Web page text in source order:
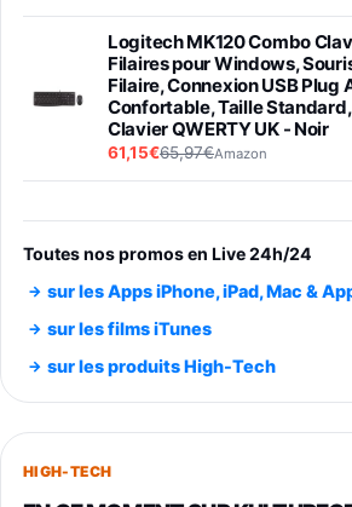
Logitech MK120 Combo
Filaires pour Windows,
Filaire, Connexion USB Plug
Confortable, Taille
Clavier QWERTY UK - Noir
61,15€65,97€Amazon
entraénement direct 3
trs/min) avec pre-ampli
Smartphone SAMSUNG
891,99€1199€Fnac (Vendeur Tiers)
Smartphone SAMSUNG
749,99€
Toutes nos promos en Live 24h/24
sur les Apps iPhone, iPad, Mac &
sur les films iTunes
sur les produits High-Tech
HIGH-TECH